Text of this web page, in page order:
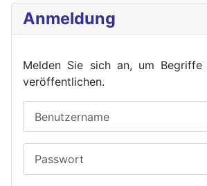
Anmeldung
Melden Sie sich an, um
veröffentlichen.